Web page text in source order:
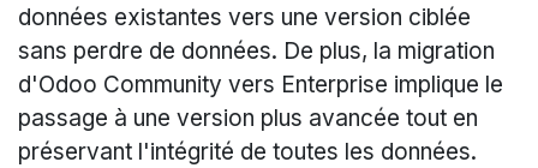
données existantes vers une version ciblée
sans perdre de données. De plus, la migration
d'Odoo Community vers Enterprise implique le
passage à une version plus avancée tout en
préservant l'intégrité de toutes les données.